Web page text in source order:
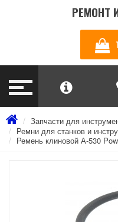
РЕМОНТ
Запчасти для
Ремни для станков и
Ремень клиновой А-530